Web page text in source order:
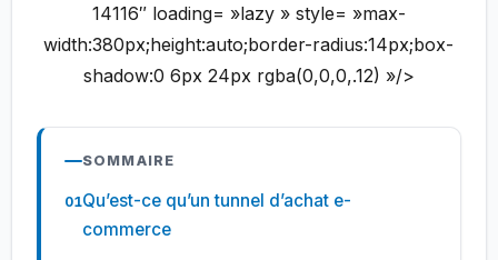
14116″ loading= »lazy » style= »max-
width:380px;height:auto;border-radius:14px;box-
shadow:0 6px 24px rgba(0,0,0,.12) »/>
SOMMAIRE
Qu’est-ce qu’un tunnel d’achat e-
commerce